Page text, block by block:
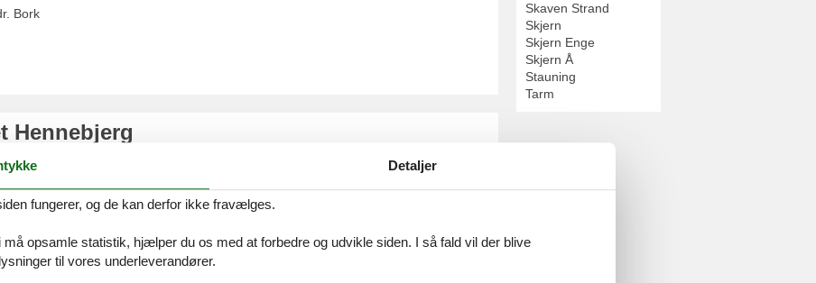
Bork
Hennebjerg
Skaven Strand
Skjern
Skjern Enge
Skjern Å
Stauning
Tarm
Detaljer
fungerer, og de kan derfor ikke fravælges.
opsamle statistik, hjælper du os med at forbedre og udvikle siden. I så fald vil der blive
til vores underleverandører.